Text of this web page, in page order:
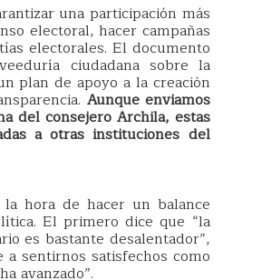
una participación más
electoral, hacer campañas
electorales. El documento
ciudadana sobre la
plan de apoyo a la creación
Aunque enviamos
del consejero Archila, estas
a otras instituciones del
hora de hacer un balance
El primero dice que “la
es bastante desalentador”,
sentirnos satisfechos como
avanzado”.